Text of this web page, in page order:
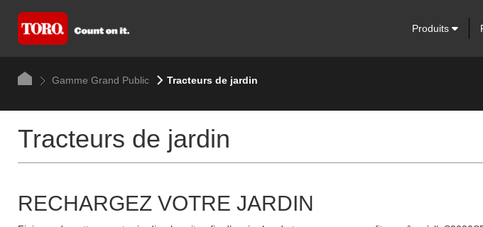
Produits
Gamme Grand Public Tracteurs de jardin
Tracteurs de jardin
RECHARGEZ VOTRE JARDIN